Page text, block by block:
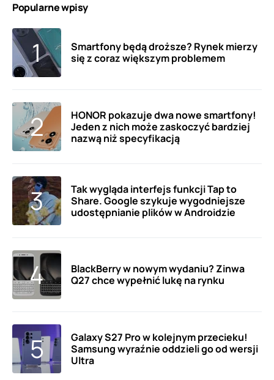
Popularne wpisy
Smartfony będą droższe? Rynek mierzy
się z coraz większym problemem
HONOR pokazuje dwa nowe smartfony!
Jeden z nich może zaskoczyć bardziej
nazwą niż specyfikacją
Tak wygląda interfejs funkcji Tap to
Share. Google szykuje wygodniejsze
udostępnianie plików w Androidzie
BlackBerry w nowym wydaniu? Zinwa
Q27 chce wypełnić lukę na rynku
Galaxy S27 Pro w kolejnym przecieku!
Samsung wyraźnie oddzieli go od wersji
Ultra